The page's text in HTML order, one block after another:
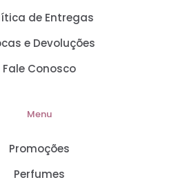
de Entregas
e Devoluções
Fale Conosco
Menu
Promoções
Perfumes